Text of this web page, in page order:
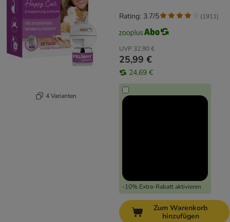
4 Varianten
UVP 32,90 €
25,99 €
24,69 €
-10% Extra-Rabatt aktivieren
Rating: 3.7/5 (1911)
Zum Warenkorb
hinzufügen